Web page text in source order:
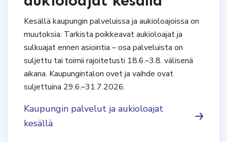
Kesällä kaupungin palveluissa ja aukioloajoissa on
muutoksia. Tarkista poikkeavat aukioloajat ja
sulkuajat ennen asiointia – osa palveluista on
suljettu tai toimii rajoitetusti 18.6.–3.8. välisenä
aikana. Kaupungintalon ovet ja vaihde ovat
suljettuina 29.6.–31.7.2026.
Kaupungin palvelut ja aukioloajat
kesällä